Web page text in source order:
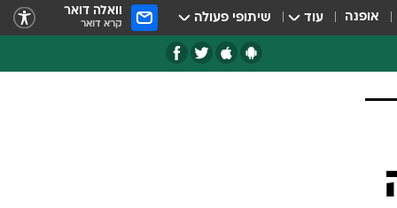
אופנה עוד שיתופי פעולה וואלה דואר
קרא דואר